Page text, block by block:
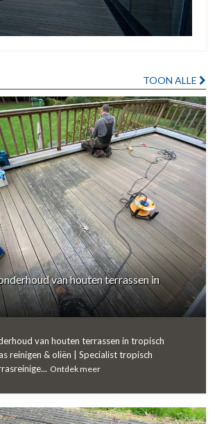
TOON ALLE
van houten terrassen in
van houten terrassen in tropisch
reinigen & oliën | Specialist tropisch
Ontdek meer